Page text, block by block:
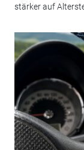
stärker auf